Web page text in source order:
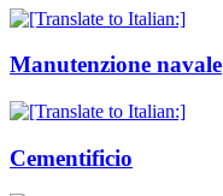
Manutenzione navale
Cementificio